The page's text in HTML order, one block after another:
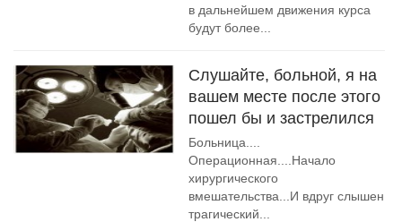
в дальнейшем движения курса
будут более...
Слушайте, больной, я на
вашем месте после этого
пошел бы и застрелился
Больница....
Операционная....Начало
хирургического
вмешательства...И вдруг слышен
трагический...